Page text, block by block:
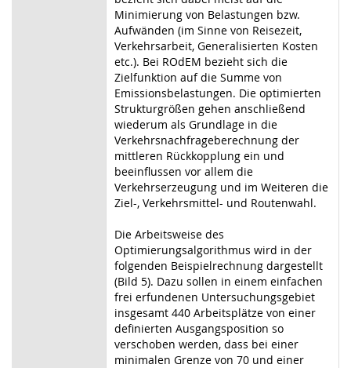
Minimierung von Belastungen bzw.
Aufwänden (im Sinne von Reisezeit,
Verkehrsarbeit, Generalisierten Kosten
etc.). Bei ROdEM bezieht sich die
Zielfunktion auf die Summe von
Emissionsbelastungen. Die optimierten
Strukturgrößen gehen anschließend
wiederum als Grundlage in die
Verkehrsnachfrageberechnung der
mittleren Rückkopplung ein und
beeinflussen vor allem die
Verkehrserzeugung und im Weiteren die
Ziel-, Verkehrsmittel- und Routenwahl.
Die Arbeitsweise des
Optimierungsalgorithmus wird in der
folgenden Beispielrechnung dargestellt
(Bild 5). Dazu sollen in einem einfachen
frei erfundenen Untersuchungsgebiet
insgesamt 440 Arbeitsplätze von einer
definierten Ausgangsposition so
verschoben werden, dass bei einer
minimalen Grenze von 70 und einer